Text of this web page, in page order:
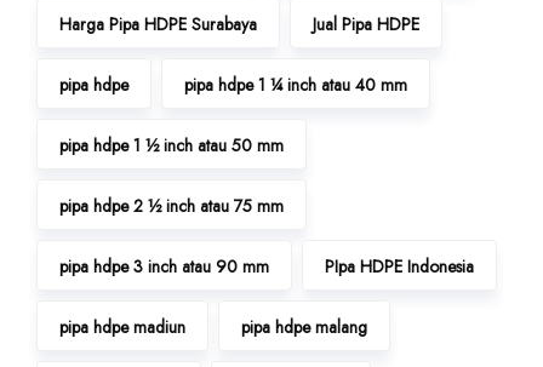
Harga Pipa HDPE Surabaya Jual Pipa HDPE
pipa hdpe pipa hdpe 1 ¼ inch atau 40 mm
pipa hdpe 1 ½ inch atau 50 mm
pipa hdpe 2 ½ inch atau 75 mm
pipa hdpe 3 inch atau 90 mm PIpa HDPE Indonesia
pipa hdpe madiun pipa hdpe malang